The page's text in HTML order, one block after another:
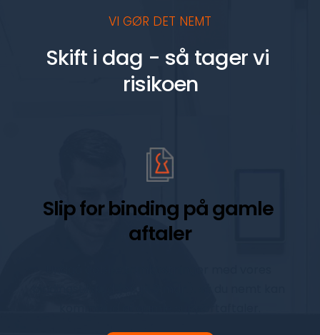
VI GØR DET NEMT
Skift i dag - så tager vi
risikoen
Slip for binding på gamle
aftaler